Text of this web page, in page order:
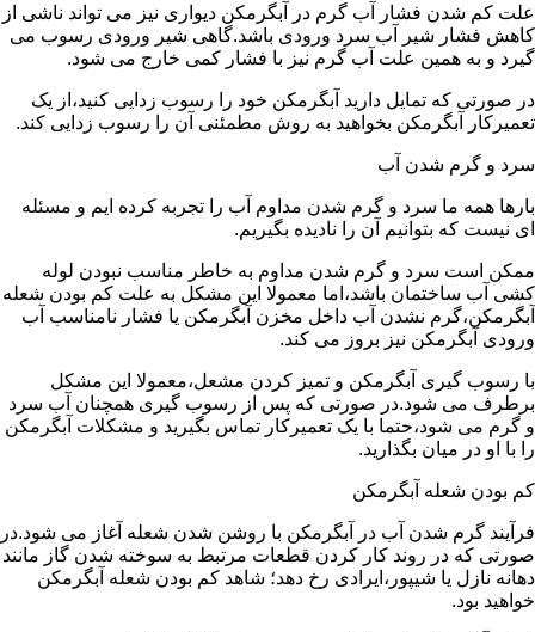
علت کم شدن فشار آب گرم در آبگرمکن دیواری نیز می تواند ناشی از
کاهش فشار شیر آب سرد ورودی باشد.گاهی شیر ورودی رسوب می
گیرد و به همین علت آب گرم نیز با فشار کمی خارج می شود.
در صورتی که تمایل دارید آبگرمکن خود را رسوب زدایی کنید،از یک
تعمیرکار آبگرمکن بخواهید به روش مطمئنی آن را رسوب زدایی کند.
سرد و گرم شدن آب
بارها همه ما سرد و گرم شدن مداوم آب را تجربه کرده ایم و مسئله
ای نیست که بتوانیم آن را نادیده بگیریم.
ممکن است سرد و گرم شدن مداوم به خاطر مناسب نبودن لوله
کشی آب ساختمان باشد،اما معمولا این مشکل به علت کم بودن شعله
آبگرمکن،گرم نشدن آب داخل مخزن آبگرمکن یا فشار نامناسب آب
ورودی آبگرمکن نیز بروز می کند.
با رسوب گیری آبگرمکن و تمیز کردن مشعل،معمولا این مشکل
برطرف می شود.در صورتی که پس از رسوب گیری همچنان آب سرد
و گرم می شود،حتما با یک تعمیرکار تماس بگیرید و مشکلات آبگرمکن
را با او در میان بگذارید.
کم بودن شعله آبگرمکن
فرآیند گرم شدن آب در آبگرمکن با روشن شدن شعله آغاز می شود.در
صورتی که در روند کار کردن قطعات مرتبط به سوخته شدن گاز مانند
دهانه نازل یا شیپور،ایرادی رخ دهد؛ شاهد کم بودن شعله آبگرمکن
خواهید بود.